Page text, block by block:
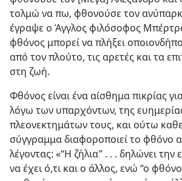
τολμώ να πω, φθονούσε τον
έγραψε ο Άγγλος φιλόσοφος
φθόνος μπορεί να πλήξει
από τον πλούτο, τις αρετές και τα
στη ζωή.
Φθόνος είναι ένα αίσθημα πικρίας
λόγω των υπαρχόντων, της
πλεονεκτημάτων τους, και ούτω
σύγγραμμα διαφοροποιεί το φθόνο
λέγοντας: «“Η ζήλια” . . . δηλώνει την
να έχει ό,τι και ο άλλος, ενώ “ο